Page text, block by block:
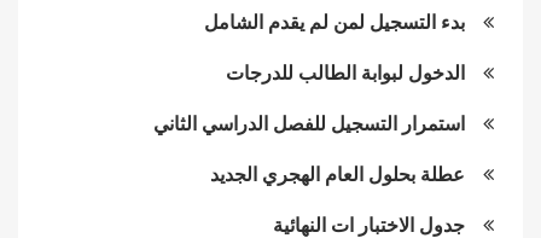
بدء التسجيل لمن لم يقدم الشامل
الدخول لبوابة الطالب للدرجات
استمرار التسجيل للفصل الدراسي الثاني
عطلة بحلول العام الهجري الجديد
جدول الاختبار ات النهائية